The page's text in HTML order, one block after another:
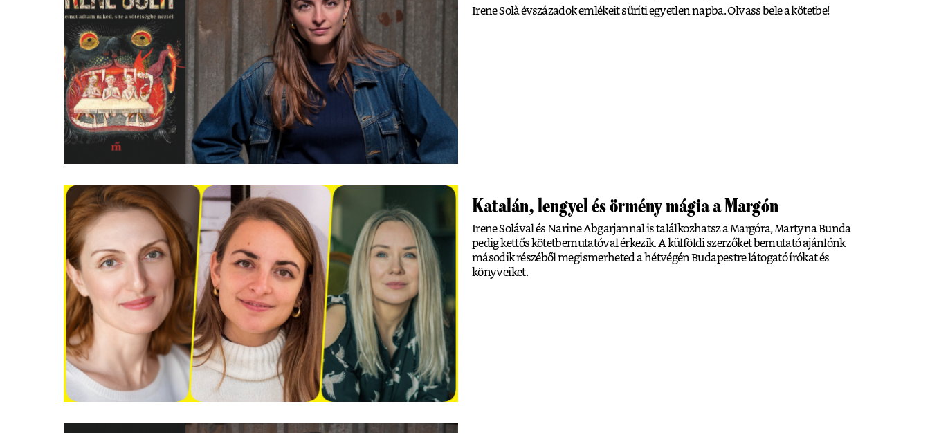
Irene Solà évszázadok emlékeit sűríti egyetlen napba. Olvass bele a kötetbe!
Katalán, lengyel és örmény mágia a Margón
Irene Solával és Narine Abgarjannal is találkozhatsz a Margóra, Martyna Bunda
pedig kettős kötetbemutatóval érkezik. A külföldi szerzőket bemutató ajánlónk
második részéből megismerheted a hétvégén Budapestre látogató írókat és
könyveiket.